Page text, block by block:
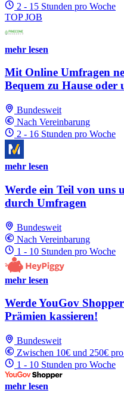
2 - 15 Stunden pro Woche
TOP JOB
mehr lesen
Mit Online Umfragen
Bequem zu Hause oder
Bundesweit
Nach Vereinbarung
2 - 16 Stunden pro Woche
mehr lesen
Werde ein Teil von uns
durch Umfragen
Bundesweit
Nach Vereinbarung
1 - 10 Stunden pro Woche
mehr lesen
Werde YouGov
Prämien kassieren!
Bundesweit
Zwischen 10€ und 250€
1 - 10 Stunden pro Woche
mehr lesen